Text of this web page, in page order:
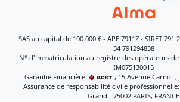
SAS au capital de 100.000 € - APE 7911Z - SIRET 791
34 791294838
N° d'immatriculation au registre des opérateurs
IM075130015
Garantie Financière:
, 15 Avenue Carnot ,
Assurance de responsabilité civile professionnelle:
Grand - 75002 PARIS, FRANCE